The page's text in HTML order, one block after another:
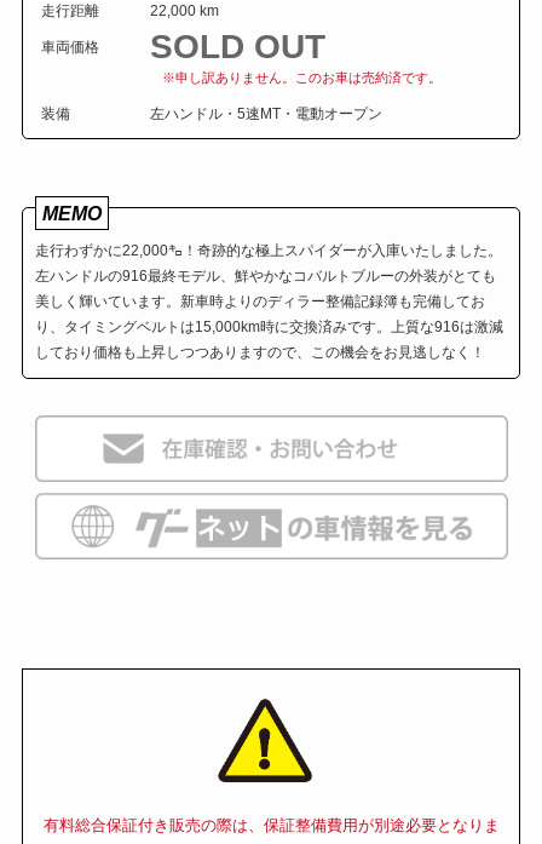
走行距離 22,000 km
車両価格 SOLD OUT
※申し訳ありません。このお車は売約済です。
装備 左ハンドル・5速MT・電動オープン
MEMO
走行わずかに22,000㌔！奇跡的な極上スパイダーが入庫いたしました。
左ハンドルの916最終モデル、鮮やかなコバルトブルーの外装がとても
美しく輝いています。新車時よりのディラー整備記録簿も完備してお
り、タイミングベルトは15,000km時に交換済みです。上質な916は激減
しており価格も上昇しつつありますので、この機会をお見逃しなく！
有料総合保証付き販売の際は、保証整備費用が別途必要となりま